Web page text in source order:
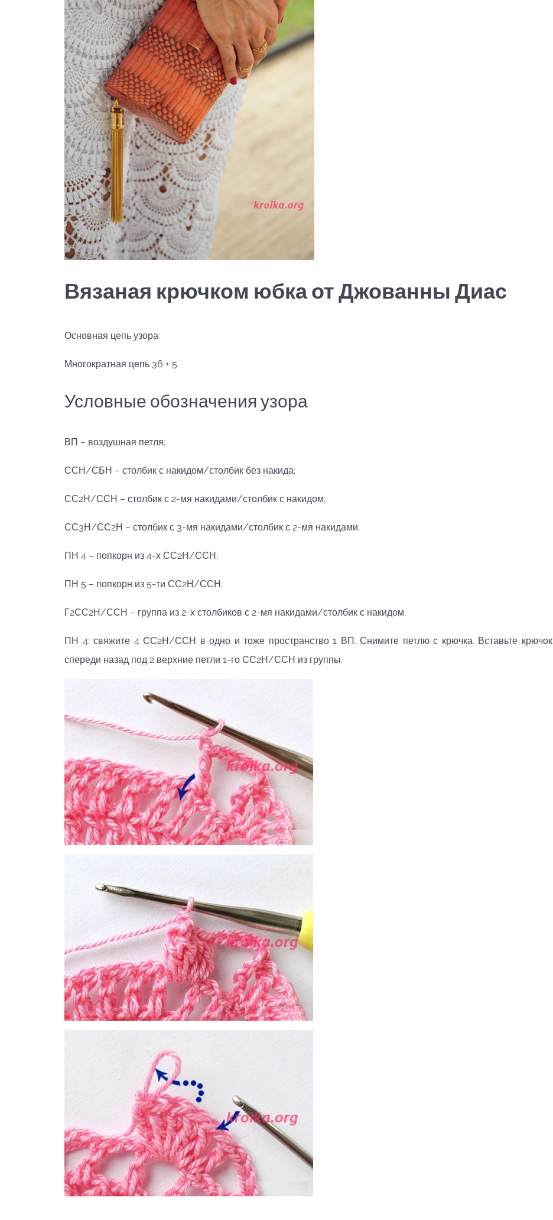
Вязаная крючком юбка от Джованны Диас
Основная цепь узора:
Многократная цепь 36 + 5
Условные обозначения узора
ВП – воздушная петля;
ССН/СБН – столбик с накидом/столбик без накида;
СС2Н/ССН – столбик с 2-мя накидами/столбик с накидом;
СС3Н/СС2Н – столбик с 3-мя накидами/столбик с 2-мя накидами;
ПН 4 – попкорн из 4-х СС2Н/ССН;
ПН 5 – попкорн из 5-ти СС2Н/ССН;
Г2СС2Н/ССН – группа из 2-х столбиков с 2-мя накидами/столбик с накидом.
ПН 4: свяжите 4 СС2Н/ССН в одно и тоже пространство 1 ВП. Снимите петлю с крючка. Вставьте крючок
спереди назад под 2 верхние петли 1-го СС2Н/ССН из группы.